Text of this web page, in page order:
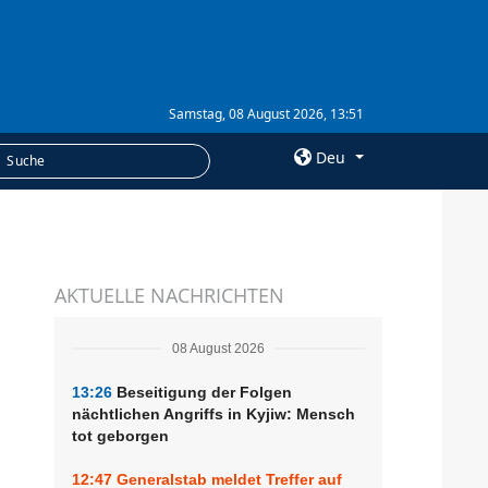
Samstag, 08 August 2026, 13:51
Deu
Abonnement
AKTUELLE NACHRICHTEN
08 August 2026
13:26 Beseitigung der Folgen
nächtlichen Angriffs in Kyjiw: Mensch
tot geborgen
12:47 Generalstab meldet Treffer auf